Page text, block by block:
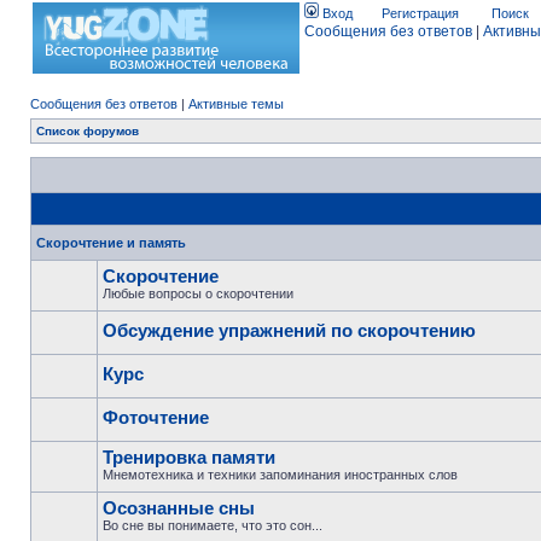
Вход Регистрация Поиск
Сообщения без ответов
Сообщения без ответов | Активные темы
Список форумов
Скорочтение и память
Скорочтение
Любые вопросы о скорочтении
Обсуждение упражнений по скорочтению
Курс
Фоточтение
Тренировка памяти
Мнемотехника и техники запоминания иностранных слов
Осознанные сны
Во сне вы понимаете, что это сон...